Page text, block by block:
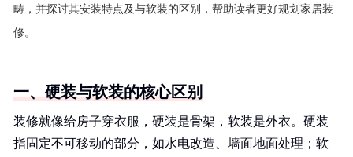
畴，并探讨其安装特点及与软装的区别，帮助读者更好规划家居装
修。
一、硬装与软装的核心区别
装修就像给房子穿衣服，硬装是骨架，软装是外衣。硬装
指固定不可移动的部分，如水电改造、墙面地面处理；软